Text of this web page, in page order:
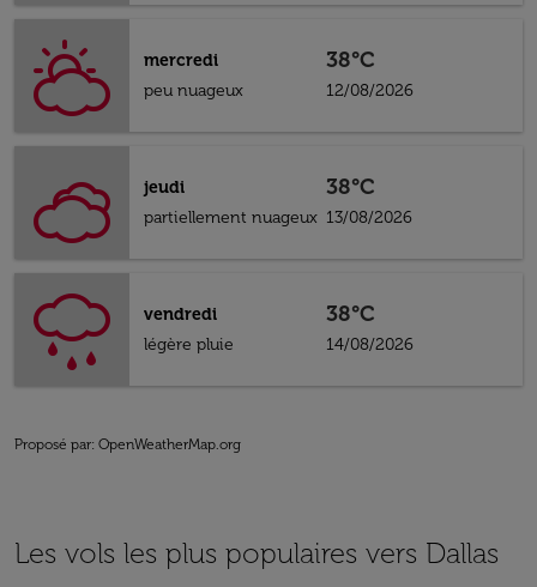
mercredi
peu nuageux
38°C
12/08/2026
jeudi
partiellement nuageux
38°C
13/08/2026
vendredi
légère pluie
38°C
14/08/2026
Proposé par: OpenWeatherMap.org
Les vols les plus populaires vers Dallas